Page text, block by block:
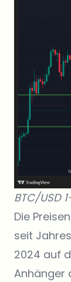
BTC/USD
Die
seit
2024 auf
Anhänger